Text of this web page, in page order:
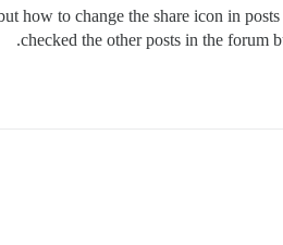
how to change the share icon in
checked the other posts in the forum